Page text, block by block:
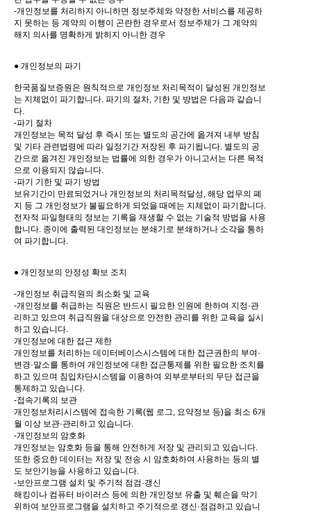
-개인정보를 처리하지 아니하면 정보주체와 약정한 서비스를 제공하
지 못하는 등 계약의 이행이 곤란한 경우로서 정보주체가 그 계약의
해지 의사를 명확하게 밝히지 아니한 경우
● 개인정보의 파기
한국품질보증원은 원칙적으로 개인정보 처리목적이 달성된 개인정보
는 지체없이 파기합니다. 파기의 절차, 기한 및 방법은 다음과 같습니
다.
-파기 절차
개인정보는 목적 달성 후 즉시 또는 별도의 공간에 옮겨져 내부 방침
및 기타 관련법령에 따라 일정기간 저장된 후 파기됩니다. 별도의 공
간으로 옮겨진 개인정보는 법률에 의한 경우가 아니고서는 다른 목적
으로 이용되지 않습니다.
-파기 기한 및 파기 방법
보유기간이 만료되었거나 개인정보의 처리목적달성, 해당 업무의 폐
지 등 그 개인정보가 불필요하게 되었을 때에는 지체없이 파기합니다.
전자적 파일형태의 정보는 기록을 재생할 수 없는 기술적 방법을 사용
합니다. 종이에 출력된 대인정보는 분쇄기로 분쇄하거나 소각을 통하
여 파기합니다.
● 개인정보의 안정성 확보 조치
-개인정보 취급직원의 최소화 및 교육
-개인정보를 취급하는 직원은 반드시 필요한 인원에 한하여 지정·관
리하고 있으며 취급직원을 대상으로 안전한 관리를 위한 교육을 실시
하고 있습니다.
개인정보에 대한 접근 제한
개인정보를 처리하는 데이터베이스시스템에 대한 접근권한의 부여·
변경·말소를 통하여 개인정보에 대한 접근통제를 위한 필요한 조치를
하고 있으며 침입차단시스템을 이용하여 외부로부터의 무단 접근을
통제하고 있습니다.
-접속기록의 보관
개인정보처리시스템에 접속한 기록(웹 로그, 요약정보 등)을 최소 6개
월 이상 보관·관리하고 있습니다.
-개인정보의 암호화
개인정보는 암호화 등을 통해 안전하게 저장 및 관리되고 있습니다.
또한 중요한 데이터는 저장 및 전송 시 암호화하여 사용하는 등의 별
도 보안기능을 사용하고 있습니다.
-보안프로그램 설치 및 주기적 점검·갱신
해킹이나 컴퓨터 바이러스 등에 의한 개인정보 유출 및 훼손을 막기
위하여 보안프로그램을 설치하고 주기적으로 갱신·점검하고 있습니